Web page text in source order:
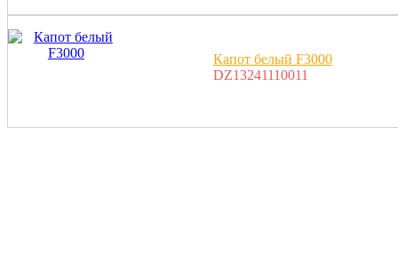
Капот белый F3000
DZ13241110011